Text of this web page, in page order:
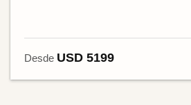
Desde USD 5199